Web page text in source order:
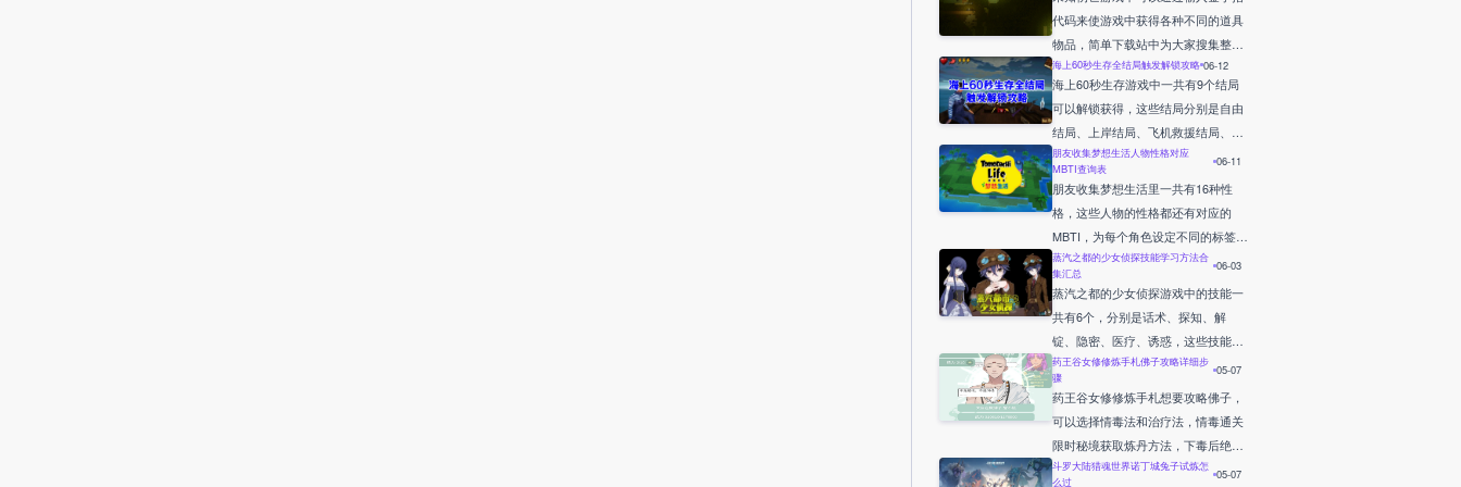
容谜题攻略！
代码来使游戏中获得各种不同的道具
物品，简单下载站中为大家搜集整理
了许多可以使用的作弊码，请参考下
方具体的作弊码内容详情！
海上60秒生存全结局触发解锁攻略 06-12
海上60秒生存游戏中一共有9个结局
可以解锁获得，这些结局分别是自由
结局、上岸结局、飞机救援结局、轮
船救援结局、海鸥绑架结局、幽灵船
结局、沉船结局、饿死结局、与大海
同眠结局，其中只有自由结局是真正
的真结局，下面是简单下载站列举的
各个结局触发达成方式攻略！
朋友收集梦想生活人物性格对应
MBTI查询表
06-11
朋友收集梦想生活里一共有16种性
格，这些人物的性格都还有对应的
MBTI，为每个角色设定不同的标签，
根据这些各个性格内容来决定最终的
角色性格以及对方的MBTI，简单下载
站中为大家展示了详细具体的各个性
格对应的MBTI相关内容！
蒸汽之都的少女侦探技能学习方法合
集汇总
06-03
蒸汽之都的少女侦探游戏中的技能一
共有6个，分别是话术、探知、解
锭、隐密、医疗、诱惑，这些技能需
要来到指定的位置地点中找到对应的
教学NPC，详细的教学NPC分布位置
以及各个技能的相关效果见以下简单
下载站中列举的方法！
药王谷女修修炼手札佛子攻略详细步
骤
05-07
药王谷女修修炼手札想要攻略佛子，
可以选择情毒法和治疗法，情毒通关
限时秘境获取炼丹方法，下毒后绝对
被察觉友好度直接负1，在发作期间
斗罗大陆猎魂世界诺丁城兔子试炼怎
么过
05-07